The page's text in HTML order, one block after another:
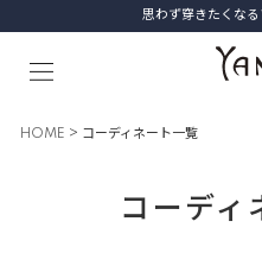
思わず穿きたくな
HOME コーディネート一覧
コーディ